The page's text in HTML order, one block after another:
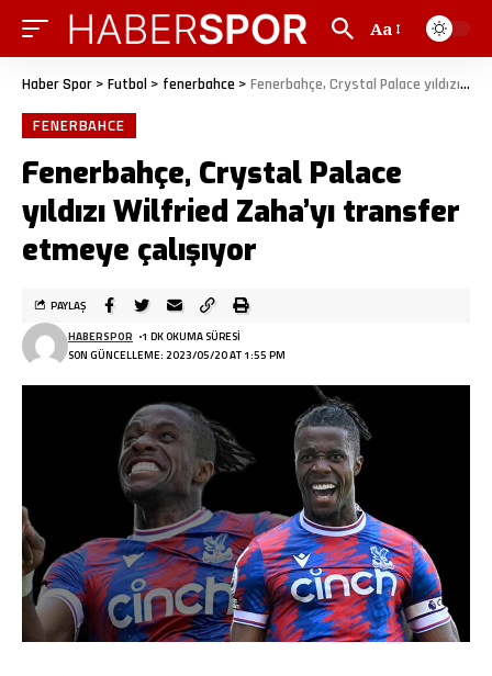
Aa
Haber Spor > Futbol > fenerbahce > Fenerbahçe, Crystal Palace yıldızı Wilfried Zaha’yı transfer etmeye çalışıyor
FENERBAHCE
Fenerbahçe, Crystal Palace
yıldızı Wilfried Zaha’yı transfer
etmeye çalışıyor
SON GÜNCELLEME: 2023/05/20 AT 1:55 PM
HABERSPOR 1 DK OKUMA SÜRESI
PAYLAŞ